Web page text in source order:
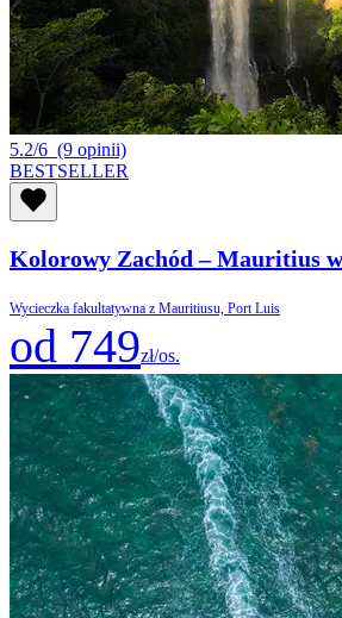
5.2/6 (9 opinii)
BESTSELLER
Kolorowy Zachód – Mauritius w
Wycieczka fakultatywna z Mauritiusu, Port Luis
od 749zł/os.